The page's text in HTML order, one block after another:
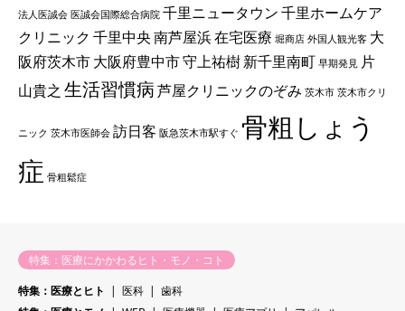
法人医誠会 医誠会国際総合病院 千里ニュータウン千里ホームケア
クリニック 千里中央南芦屋浜在宅医療 堀商店 外国人観光客 大
阪府茨木市大阪府豊中市守上祐樹新千里南町 早期発見 片
山貴之生活習慣病芦屋クリニックのぞみ 茨木市 茨木市クリ
ニック 茨木市医師会 訪日客 阪急茨木市駅すぐ 骨粗しょう
症 骨粗鬆症
特集：医療にかかわるヒト・モノ・コト
特集：医療とヒト
医科
歯科